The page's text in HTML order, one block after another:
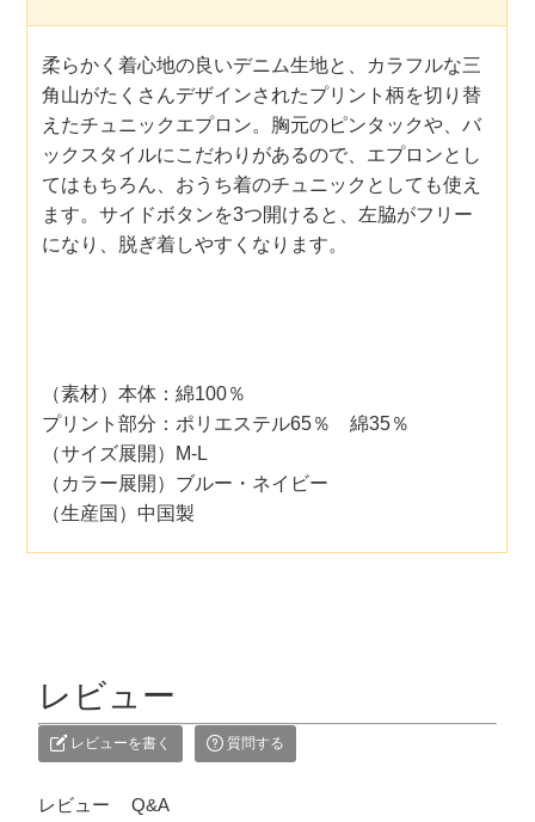
柔らかく着心地の良いデニム生地と、カラフルな三
角山がたくさんデザインされたプリント柄を切り替
えたチュニックエプロン。胸元のピンタックや、バ
ックスタイルにこだわりがあるので、エプロンとし
てはもちろん、おうち着のチュニックとしても使え
ます。サイドボタンを3つ開けると、左脇がフリー
になり、脱ぎ着しやすくなります。
（素材）本体：綿100％
プリント部分：ポリエステル65％ 綿35％
（サイズ展開）M-L
（カラー展開）ブルー・ネイビー
（生産国）中国製
レビュー
レビューを書く 質問する
レビュー Q&A